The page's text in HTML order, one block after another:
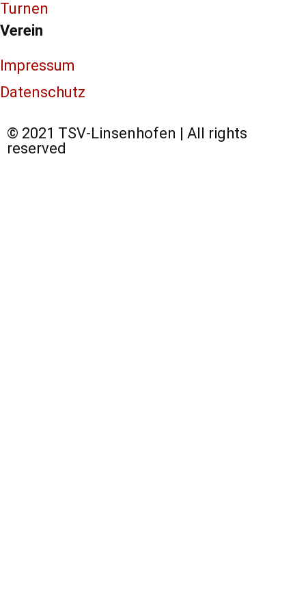
Turnen
Verein
Impressum
Datenschutz
© 2021 TSV-Linsenhofen | All rights
reserved